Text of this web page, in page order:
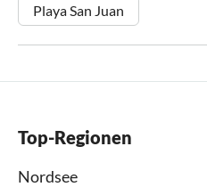
Playa San Juan
Top-Regionen
Nordsee